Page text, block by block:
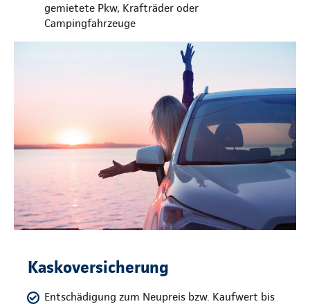
gemietete Pkw, Krafträder oder
Campingfahrzeuge
Kaskoversicherung
Entschädigung zum Neupreis bzw. Kaufwert bis